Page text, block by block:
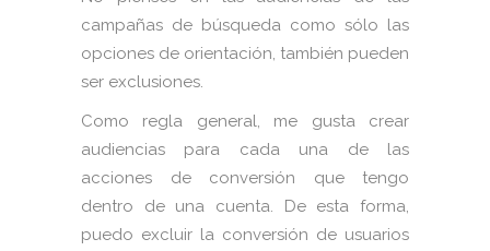
campañas de búsqueda como sólo las
opciones de orientación, también pueden
ser exclusiones.
Como regla general, me gusta crear
audiencias para cada una de las
acciones de conversión que tengo
dentro de una cuenta. De esta forma,
puedo excluir la conversión de usuarios